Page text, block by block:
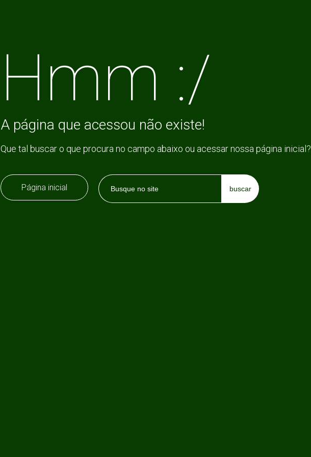
Hmm :/
A página que acessou não existe!
Que tal buscar o que procura no campo abaixo ou acessar nossa página inicial?
Página inicial